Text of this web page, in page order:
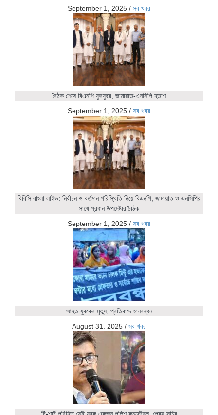
September 1, 2025 / সব খবর
বৈঠক শেষে বিএনপি ফুরফুরে, জামায়াত-এনসিপি হতাশ
September 1, 2025 / সব খবর
বিবিসি বাংলা লাইভ: নির্বাচন ও বর্তমান পরিস্থিতি নিয়ে বিএনপি, জামায়াত ও এনসিপির
সাথে প্রধান উপদেষ্টার বৈঠক
September 1, 2025 / সব খবর
আহত যুবকের মৃত্যু, প্রতিবাদে মানবন্ধন
August 31, 2025 / সব খবর